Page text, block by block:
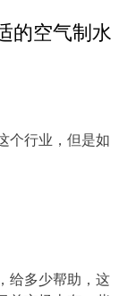
的空气制水
个行业，但是如
给多少帮助，这